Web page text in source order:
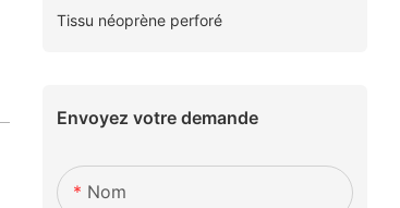
Tissu néoprène perforé
Envoyez votre demande
Nom